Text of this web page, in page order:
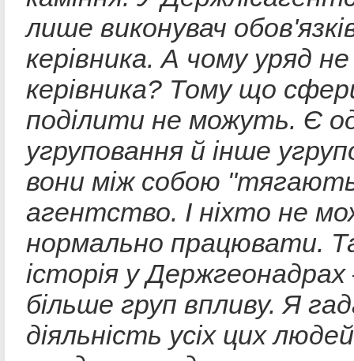
лише виконувач
керівника. А чому уряд
керівника? Тому що
поділити не можуть. Є
угруповання й інше
вони між собою
агентство. І ніхто не
нормально працювати.
історія у
більше груп впливу. Я
діяльність усіх цих